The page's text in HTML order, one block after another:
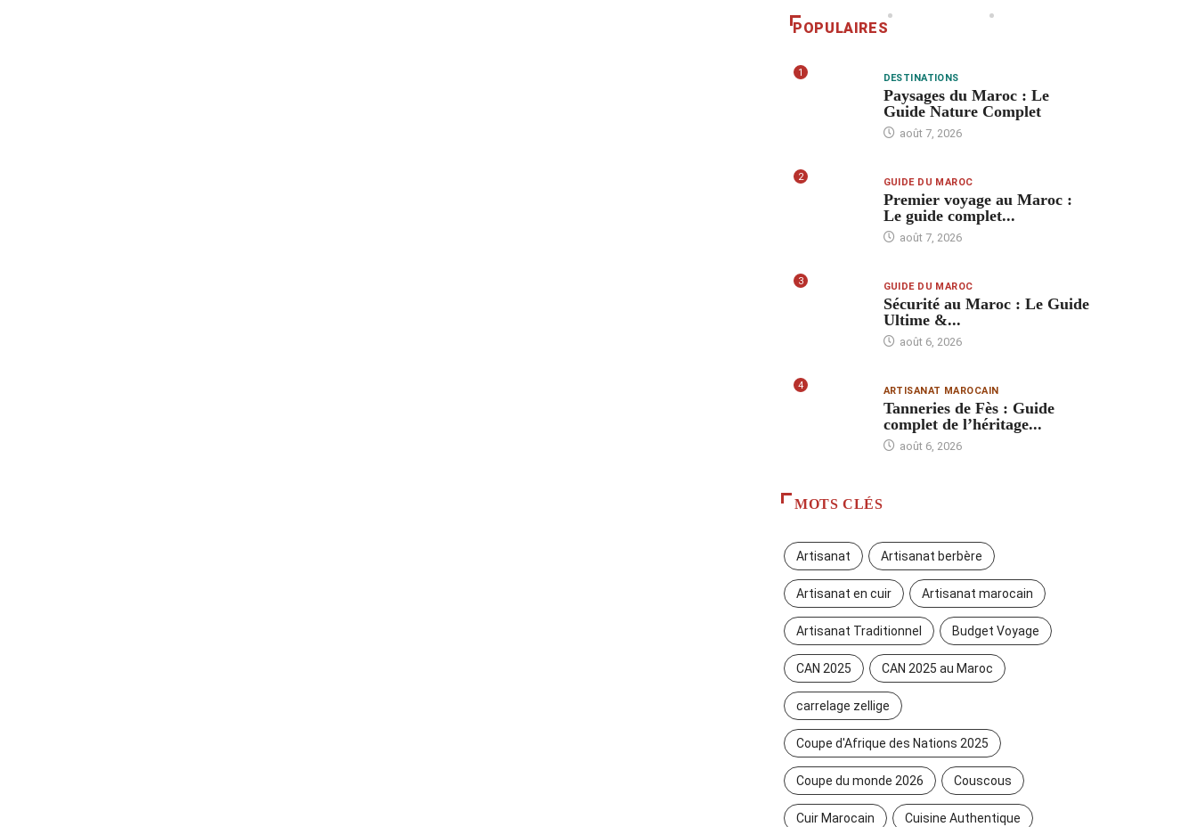
POPULAIRES
1 DESTINATIONS
Paysages du Maroc : Le
Guide Nature Complet
août 7, 2026
2 GUIDE DU MAROC
Premier voyage au Maroc :
Le guide complet...
août 7, 2026
3 GUIDE DU MAROC
Sécurité au Maroc : Le Guide
Ultime &...
août 6, 2026
4 ARTISANAT MAROCAIN
Tanneries de Fès : Guide
complet de l’héritage...
août 6, 2026
MOTS CLÉS
Artisanat Artisanat berbère
Artisanat en cuir Artisanat marocain
Artisanat Traditionnel Budget Voyage
CAN 2025 CAN 2025 au Maroc
carrelage zellige
Coupe d'Afrique des Nations 2025
Coupe du monde 2026 Couscous
Cuir Marocain Cuisine Authentique